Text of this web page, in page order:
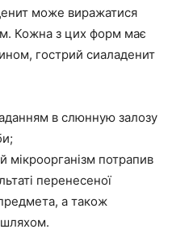
може виражатися
Кожна з цих форм має
гострий сиаладенит
в слюнную залозу
мікроорганізм потрапив
перенесеної
а також